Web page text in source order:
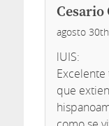
Cesario
agosto
lUIS:
que